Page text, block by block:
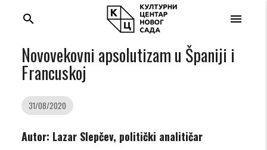
menu
search
Novovekovni apsolutizam u Španiji i
Francuskoj
31/08/2020
Autor: Lazar Slepčev, politički analitičar